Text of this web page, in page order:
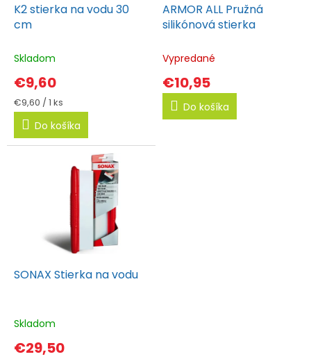
o
v
o
u
k
v
K2 stierka na vodu 30
cm
Skladom
€9,60
Jednotková
cena:
€9,60 / 1 ks
Do košíka
ARMOR ALL Pružná
silikónová stierka
Vypredané
€10,95
Do košíka
SONAX Stierka na vodu
Skladom
€29,50